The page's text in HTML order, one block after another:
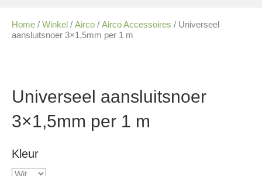
Home / Winkel / Airco / Airco Accessoires / Universeel
aansluitsnoer 3×1,5mm per 1 m
Universeel aansluitsnoer
3×1,5mm per 1 m
Kleur